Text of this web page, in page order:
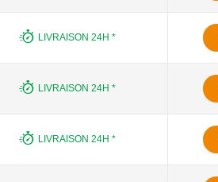
LIVRAISON 24H *
LIVRAISON 24H *
LIVRAISON 24H *